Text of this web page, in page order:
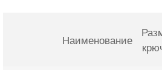
Наименование